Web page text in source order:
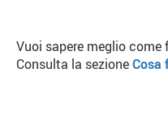
Vuoi sapere meglio come
Consulta la sezioneCosa